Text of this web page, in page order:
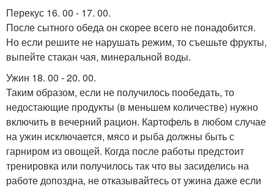
Перекус 16. 00 - 17. 00.
После сытного обеда он скорее всего не понадобится.
Но если решите не нарушать режим, то съешьте фрукты,
выпейте стакан чая, минеральной воды.
Ужин 18. 00 - 20. 00.
Таким образом, если не получилось пообедать, то
недостающие продукты (в меньшем количестве) нужно
включить в вечерний рацион. Картофель в любом случае
на ужин исключается, мясо и рыба должны быть с
гарниром из овощей. Когда после работы предстоит
тренировка или получилось так что вы засиделись на
работе допоздна, не отказывайтесь от ужина даже если